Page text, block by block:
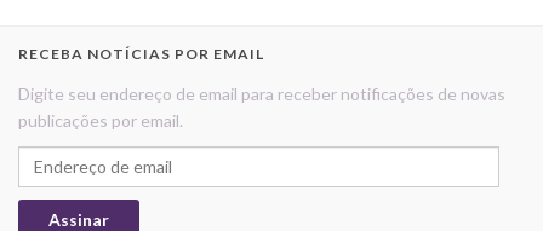
RECEBA NOTÍCIAS POR EMAIL
Digite seu endereço de email para receber notificações de novas
publicações por email.
Endereço de email
Assinar